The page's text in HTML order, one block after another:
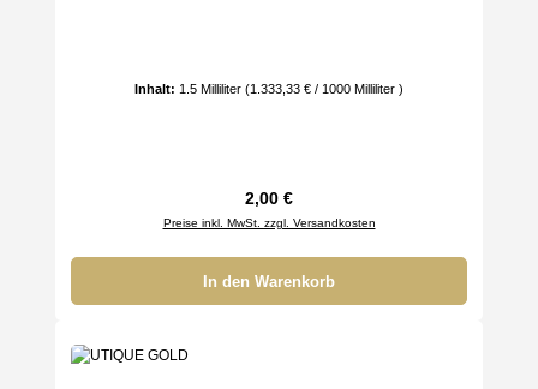
Inhalt: 1.5 Milliliter (1.333,33 € / 1000 Milliliter )
Regulärer Preis:
2,00 €
Preise inkl. MwSt. zzgl. Versandkosten
In den Warenkorb